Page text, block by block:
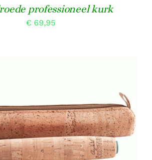
professioneel kurk
€69,95
AAN WINKELWAGEN
/